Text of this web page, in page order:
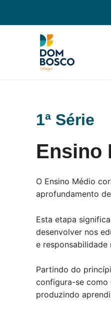
1ª Série
Ensino
O Ensino Médio
aprofundamento
Esta etapa
desenvolver nos
e responsabilidade
Partindo do
configura-se como
produzindo